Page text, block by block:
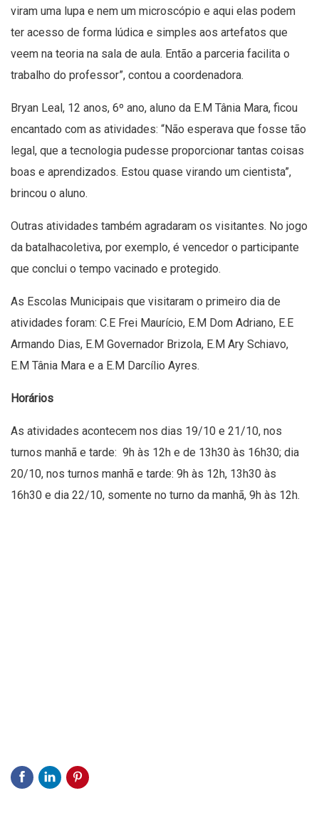
viram uma lupa e nem um microscópio e aqui elas podem
ter acesso de forma lúdica e simples aos artefatos que
veem na teoria na sala de aula. Então a parceria facilita o
trabalho do professor”, contou a coordenadora.
Bryan Leal, 12 anos, 6º ano, aluno da E.M Tânia Mara, ficou
encantado com as atividades: “Não esperava que fosse tão
legal, que a tecnologia pudesse proporcionar tantas coisas
boas e aprendizados. Estou quase virando um cientista”,
brincou o aluno.
Outras atividades também agradaram os visitantes. No jogo
da batalhacoletiva, por exemplo, é vencedor o participante
que conclui o tempo vacinado e protegido.
As Escolas Municipais que visitaram o primeiro dia de
atividades foram: C.E Frei Maurício, E.M Dom Adriano, E.E
Armando Dias, E.M Governador Brizola, E.M Ary Schiavo,
E.M Tânia Mara e a E.M Darcílio Ayres.
Horários
As atividades acontecem nos dias 19/10 e 21/10, nos
turnos manhã e tarde: 9h às 12h e de 13h30 às 16h30; dia
20/10, nos turnos manhã e tarde: 9h às 12h, 13h30 às
16h30 e dia 22/10, somente no turno da manhã, 9h às 12h.